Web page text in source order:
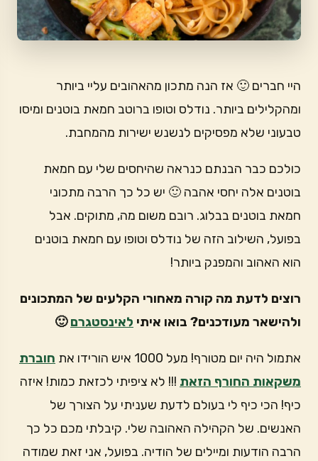
היי חברים 🙂 אז הנה מתכון מהאהובים עליי ביותר
ומהקלילים ביותר. נודלס וטופו ברוטב חמאת בוטנים ומיסו
טבעוני שלא מפסיקים לנשנש ישירות מהמחבת.
כולכם כבר הבנתם כנראה שהיחסים שלי עם חמאת
בוטנים אלה יחסי אהבה 🙂 יש כל כך הרבה מתכוני
חמאת בוטנים בבלוג. רובם משום מה, מתוקים. אבל
בפועל, השילוב הזה של נודלס וטופו עם חמאת בוטנים
הוא האהוב והמפנק ביותר!
רוצים לדעת מה קורה מאחורי הקלעים של המתכונים
ולהישאר מעודכנים? בואו איתי לאינסטגרם🙂
אתמול היה יום מטורף! מעל 1000 איש הורידו את
חוברת
משקאות החורף הזאת !!! לא ציפיתי לכזאת כמות! איזה
כיף! הכי כיף לי בעולם לדעת שעניתי על הצורך של
האנשים. של הקהילה האהובה שלי. קיבלתי מכם כל כך
הרבה הודעות ומיילים של הודיה. בפועל, אני זאת שמודה